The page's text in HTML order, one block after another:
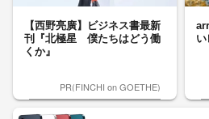
【西野亮廣】ビジネス書最新
刊『北極星 僕たちはどう働
くか』
PR(FINCHI on GOETHE)